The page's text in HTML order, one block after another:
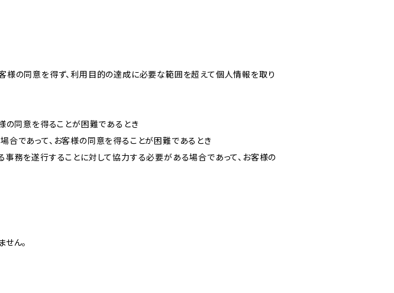
様の同意を得ず、利用目的の達成に必要な範囲を超えて個人情報を取り
の同意を得ることが困難であるとき
であって、お客様の同意を得ることが困難であるとき
務を遂行することに対して協力する必要がある場合であって、お客様の
ん。